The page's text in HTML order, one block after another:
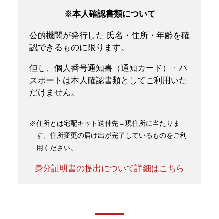
※本人確認書類について
公的機関が発行した 氏名・住所・年齢を確
認できるものに限ります。
但し、個人番号通知書（通知カード）・パ
スポートは本人確認書類としてご利用いた
だけません。
※住所とは宅配キット送付先＝現住所に当たりま
す。住所変更の届け出が完了しているものをご利
用ください。
身分証明書の提出について詳細はこちら